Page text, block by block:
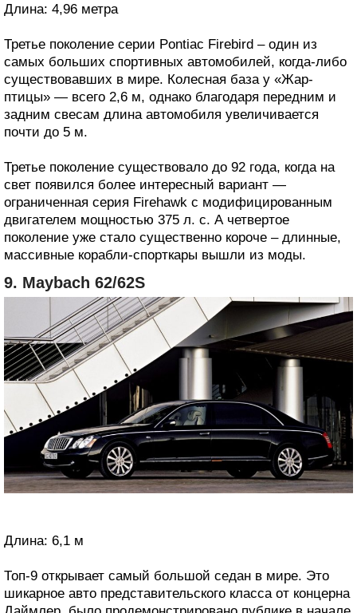
Длина: 4,96 метра
Третье поколение серии Pontiac Firebird – один из
самых больших спортивных автомобилей, когда-либо
существовавших в мире. Колесная база у «Жар-
птицы» — всего 2,6 м, однако благодаря передним и
задним свесам длина автомобиля увеличивается
почти до 5 м.
Третье поколение существовало до 92 года, когда на
свет появился более интересный вариант —
ограниченная серия Firehawk с модифицированным
двигателем мощностью 375 л. с. А четвертое
поколение уже стало существенно короче – длинные,
массивные корабли-спорткары вышли из моды.
9. Maybach 62/62S
Длина: 6,1 м
Топ-9 открывает самый большой седан в мире. Это
шикарное авто представительского класса от концерна